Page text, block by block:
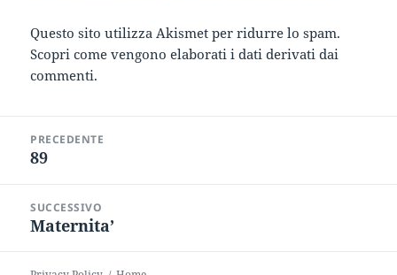
Questo sito utilizza Akismet per ridurre lo spam.
Scopri come vengono elaborati i dati derivati dai
commenti.
articoliPRECEDENTE
Articolo
89
SUCCESSIVO
Articolo
Maternita’